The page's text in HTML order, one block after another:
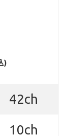
)
42ch
10ch